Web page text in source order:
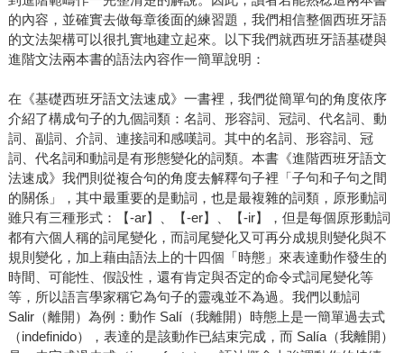
的內容，並確實去做每章後面的練習題，我們相信整個西班牙語
的文法架構可以很扎實地建立起來。以下我們就西班牙語基礎與
進階文法兩本書的語法內容作一簡單說明：
在《基礎西班牙語文法速成》一書裡，我們從簡單句的角度依序
介紹了構成句子的九個詞類：名詞、形容詞、冠詞、代名詞、動
詞、副詞、介詞、連接詞和感嘆詞。其中的名詞、形容詞、冠
詞、代名詞和動詞是有形態變化的詞類。本書《進階西班牙語文
法速成》我們則從複合句的角度去解釋句子裡「子句和子句之間
的關係」，其中最重要的是動詞，也是最複雜的詞類，原形動詞
雖只有三種形式：【-ar】、【-er】、【-ir】，但是每個原形動詞
都有六個人稱的詞尾變化，而詞尾變化又可再分成規則變化與不
規則變化，加上藉由語法上的十四個「時態」來表達動作發生的
時間、可能性、假設性，還有肯定與否定的命令式詞尾變化等
等，所以語言學家稱它為句子的靈魂並不為過。我們以動詞
Salir（離開）為例：動作 Salí（我離開）時態上是一簡單過去式
（indefinido），表達的是該動作已結束完成，而 Salía（我離開）